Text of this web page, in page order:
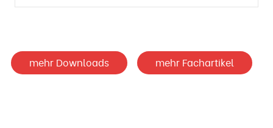
mehr Downloads mehr Fachartikel